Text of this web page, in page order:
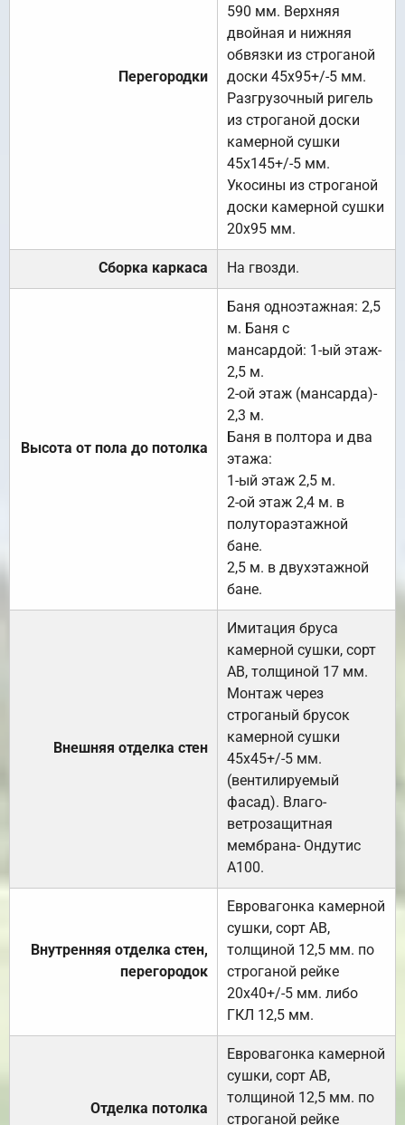
Перегородки
590 мм. Верхняя
двойная и нижняя
обвязки из строганой
доски 45х95+/-5 мм.
Разгрузочный ригель
из строганой доски
камерной сушки
45х145+/-5 мм.
Укосины из строганой
доски камерной сушки
20х95 мм.
Сборка каркаса На гвозди.
Высота от пола до потолка
Баня одноэтажная: 2,5
м. Баня с
мансардой: 1-ый этаж-
2,5 м.
2-ой этаж (мансарда)-
2,3 м.
Баня в полтора и два
этажа:
1-ый этаж 2,5 м.
2-ой этаж 2,4 м. в
полутораэтажной
бане.
2,5 м. в двухэтажной
бане.
Внешняя отделка стен
Имитация бруса
камерной сушки, сорт
АВ, толщиной 17 мм.
Монтаж через
строганый брусок
камерной сушки
45х45+/-5 мм.
(вентилируемый
фасад). Влаго-
ветрозащитная
мембрана- Ондутис
А100.
Внутренняя отделка стен,
перегородок
Евровагонка камерной
сушки, сорт АВ,
толщиной 12,5 мм. по
строганой рейке
20х40+/-5 мм. либо
ГКЛ 12,5 мм.
Отделка потолка
Евровагонка камерной
сушки, сорт АВ,
толщиной 12,5 мм. по
строганой рейке